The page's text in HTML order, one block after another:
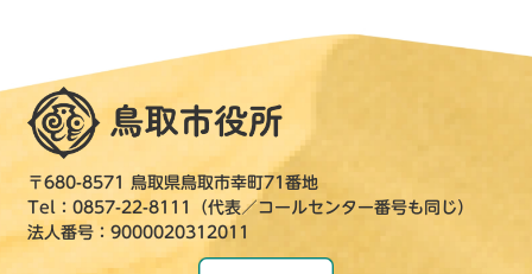
〒680-8571 鳥取県鳥取市幸町71番地
Tel：0857-22-8111（代表／コールセンター番号も同じ）
法人番号：9000020312011